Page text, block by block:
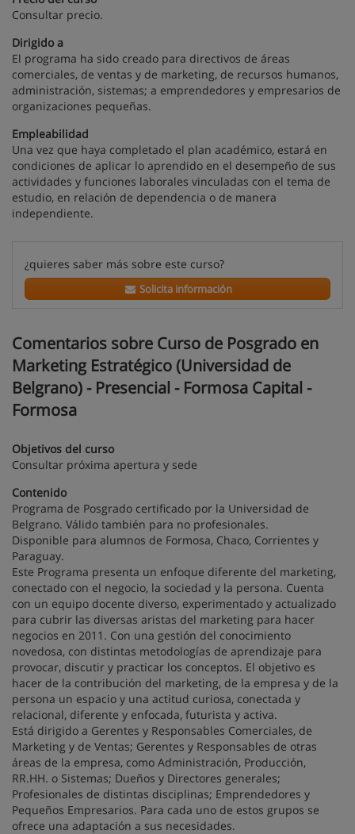
Consultar precio.
Dirigido a
El programa ha sido creado para directivos de áreas
comerciales, de ventas y de marketing, de recursos humanos,
administración, sistemas; a emprendedores y empresarios de
organizaciones pequeñas.
Empleabilidad
Una vez que haya completado el plan académico, estará en
condiciones de aplicar lo aprendido en el desempeño de sus
actividades y funciones laborales vinculadas con el tema de
estudio, en relación de dependencia o de manera
independiente.
¿quieres saber más sobre este curso?
Solicita información
Comentarios sobre Curso de Posgrado en
Marketing Estratégico (Universidad de
Belgrano) - Presencial - Formosa Capital -
Formosa
Objetivos del curso
Consultar próxima apertura y sede
Contenido
Programa de Posgrado certificado por la Universidad de
Belgrano. Válido también para no profesionales.
Disponible para alumnos de Formosa, Chaco, Corrientes y
Paraguay.
Este Programa presenta un enfoque diferente del marketing,
conectado con el negocio, la sociedad y la persona. Cuenta
con un equipo docente diverso, experimentado y actualizado
para cubrir las diversas aristas del marketing para hacer
negocios en 2011. Con una gestión del conocimiento
novedosa, con distintas metodologías de aprendizaje para
provocar, discutir y practicar los conceptos. El objetivo es
hacer de la contribución del marketing, de la empresa y de la
persona un espacio y una actitud curiosa, conectada y
relacional, diferente y enfocada, futurista y activa.
Está dirigido a Gerentes y Responsables Comerciales, de
Marketing y de Ventas; Gerentes y Responsables de otras
áreas de la empresa, como Administración, Producción,
RR.HH. o Sistemas; Dueños y Directores generales;
Profesionales de distintas disciplinas; Emprendedores y
Pequeños Empresarios. Para cada uno de estos grupos se
ofrece una adaptación a sus necesidades.